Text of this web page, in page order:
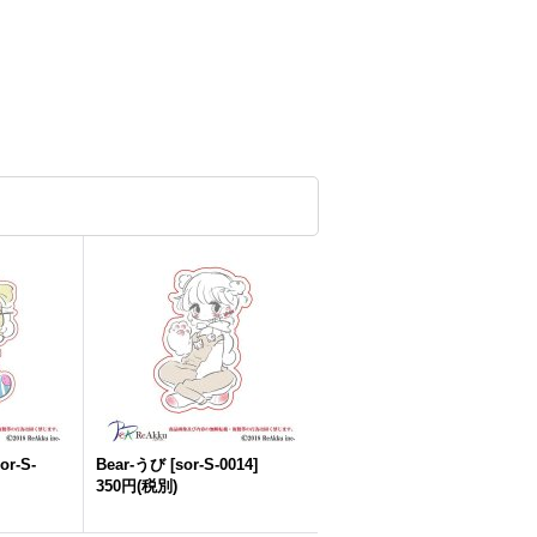
S- Bear-うび [sor-S-0014]
350円(税別)